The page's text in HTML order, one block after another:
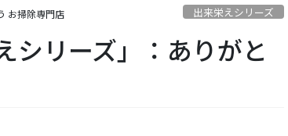
お掃除専門店 出来栄えシリーズ
シリーズ」：ありがと